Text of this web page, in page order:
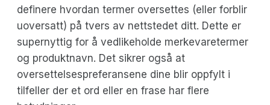
definere hvordan termer oversettes (eller forblir
uoversatt) på tvers av nettstedet ditt. Dette er
supernyttig for å vedlikeholde merkevaretermer
og produktnavn. Det sikrer også at
oversettelsespreferansene dine blir oppfylt i
tilfeller der et ord eller en frase har flere